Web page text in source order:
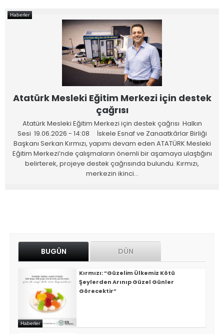
Atatürk Mesleki Eğitim Merkezi için destek
çağrısı
Atatürk Mesleki Eğitim Merkezi için destek çağrısı Halkın
Sesi 19.06.2026 - 14:08 İskele Esnaf ve Zanaatkârlar Birliği
Başkanı Serkan Kırmızı, yapımı devam eden ATATÜRK Mesleki
Eğitim Merkezi’nde çalışmaların önemli bir aşamaya ulaştığını
belirterek, projeye destek çağrısında bulundu. Kırmızı,
merkezin ikinci…
Haberler
BUGÜN DÜN
Kırmızı: “Güzelim Ülkemiz Kötü
Şeylerden Arınıp Güzel Günler
Görecektir”
Haberler